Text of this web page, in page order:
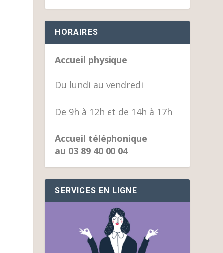
HORAIRES
Accueil physique
Du lundi au vendredi
De 9h à 12h et de 14h à 17h
Accueil téléphonique
au 03 89 40 00 04
SERVICES EN LIGNE